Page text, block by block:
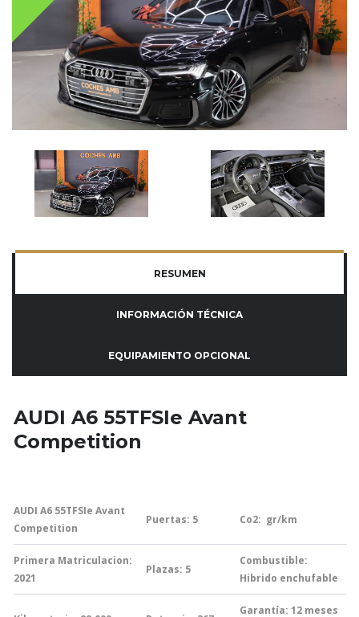
RESUMEN
INFORMACIÓN TÉCNICA
EQUIPAMIENTO OPCIONAL
AUDI A6 55TFSIe Avant
Competition
AUDI A6 55TFSIe Avant
Competition
Puertas: 5 Co2: gr/km
Primera Matriculacion:
2021
Plazas: 5
Combustible:
Hibrido enchufable
Garantía: 12 meses